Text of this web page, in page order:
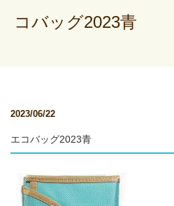
コバッグ2023青
2023/06/22
エコバッグ2023青